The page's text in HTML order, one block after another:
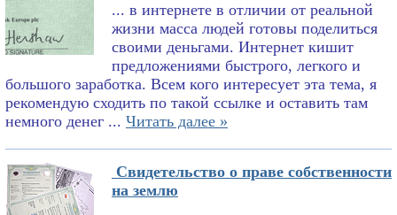
... в интернете в отличии от реальной
жизни масса людей готовы поделиться
своими деньгами. Интернет кишит
предложениями быстрого, легкого и
большого заработка. Всем кого интересует эта тема, я
рекомендую сходить по такой ссылке и оставить там
немного денег ... Читать далее »
Свидетельство о праве собственности
на землю